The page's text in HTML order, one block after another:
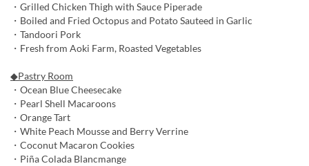
・Grilled Chicken Thigh with Sauce Piperade
・Boiled and Fried Octopus and Potato Sauteed in Garlic
・Tandoori Pork
・Fresh from Aoki Farm, Roasted Vegetables
◆Pastry Room
・Ocean Blue Cheesecake
・Pearl Shell Macaroons
・Orange Tart
・White Peach Mousse and Berry Verrine
・Coconut Macaron Cookies
・Piña Colada Blancmange